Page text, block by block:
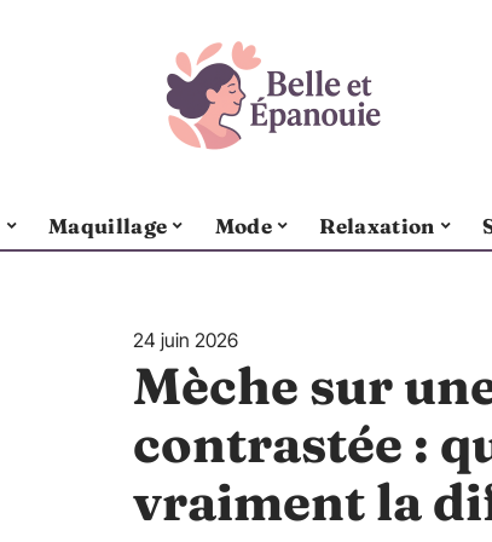
Maquillage Mode Relaxation
24 juin 2026
Mèche sur
contrastée :
vraiment la